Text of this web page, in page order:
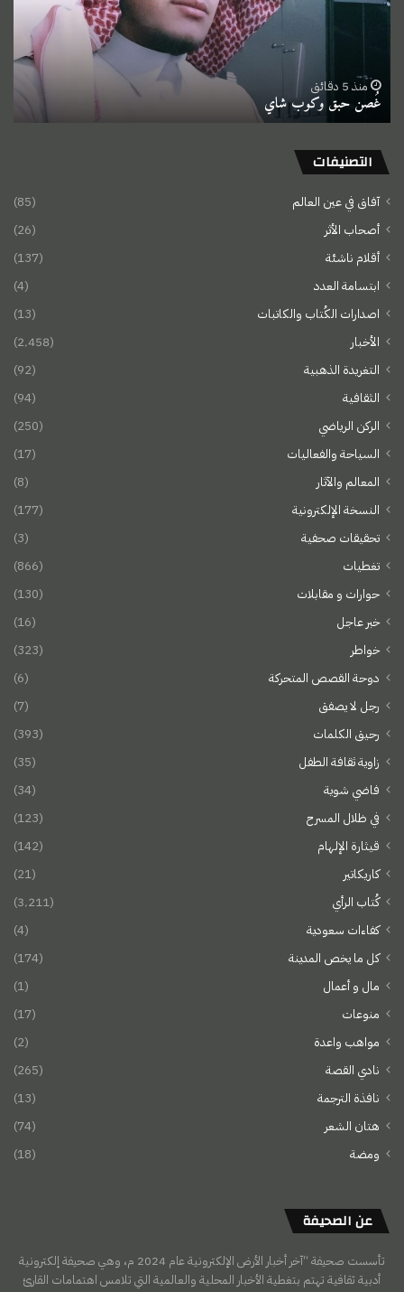
منذ 5 دقائق
غُصن حبق وكوب شاي
التصنيفات
آفاق في عين العالم
(85)
أصحاب الأثر
(26)
أقلام ناشئة
(137)
ابتسامة العدد
(4)
اصدارات الكُتاب والكاتبات
(13)
الأخبار
(2٬458)
التغريدة الذهبية
(92)
الثقافية
(94)
الركن الرياضي
(250)
السياحة والفعاليات
(17)
المعالم والآثار
(8)
النسخة الإلكترونية
(177)
تحقيقات صحفية
(3)
تغطيات
(866)
حوارات و مقابلات
(130)
خبر عاجل
(16)
خواطر
(323)
دوحة القصص المتحركة
(6)
رجل لا يصفق
(7)
رحيق الكلمات
(393)
زاوية ثقافة الطفل
(35)
فاضي شوية
(34)
في ظلال المسرح
(123)
قيثارة الإلهام
(142)
كاريكاتير
(21)
كُتاب الرأي
(3٬211)
كفاءات سعودية
(4)
كل ما يخص المدينة
(174)
مال و أعمال
(1)
منوعات
(17)
مواهب واعدة
(2)
نادي القصة
(265)
نافذة الترجمة
(13)
هتان الشعر
(74)
ومضة
(18)
عن الصحيفة
تأسست صحيفة “آخر أخبار الأرض الإلكترونية عام 2024 م، وهي صحيفة إلكترونية
أدبية ثقافية تهتم بتغطية الأخبار المحلية والعالمية التي تلامس اهتمامات القارئ